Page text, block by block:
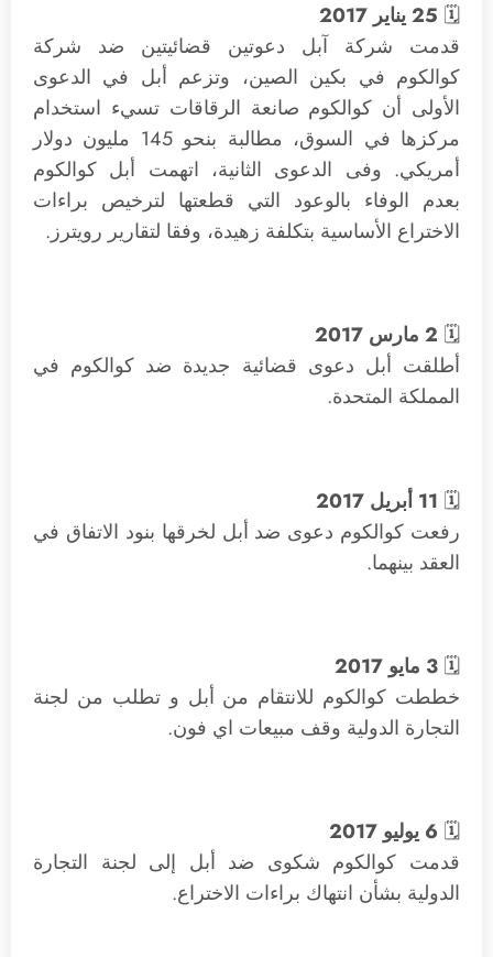
🗓 25 يناير 2017
قدمت شركة آبل دعوتين قضائيتين ضد شركة
كوالكوم في بكين الصين، وتزعم أبل في الدعوى
الأولى أن كوالكوم صانعة الرقاقات تسيء استخدام
مركزها في السوق، مطالبة بنحو 145 مليون دولار
أمريكي. وفى الدعوى الثانية، اتهمت أبل كوالكوم
بعدم الوفاء بالوعود التي قطعتها لترخيص براءات
الاختراع الأساسية بتكلفة زهيدة، وفقا لتقارير رويترز.
🗓
أطلقت أبل دعوى قضائية جديدة ضد كوالكوم في
المملكة المتحدة.
🗓 11 أبريل 2017
رفعت كوالكوم دعوى ضد أبل لخرقها بنود الاتفاق في
العقد بينهما.
🗓 3 مايو 2017
خططت كوالكوم للانتقام من أبل و تطلب من لجنة
التجارة الدولية وقف مبيعات اي فون.
🗓 6 يوليو 2017
قدمت كوالكوم شكوى ضد أبل إلى لجنة التجارة
الدولية بشأن انتهاك براءات الاختراع.